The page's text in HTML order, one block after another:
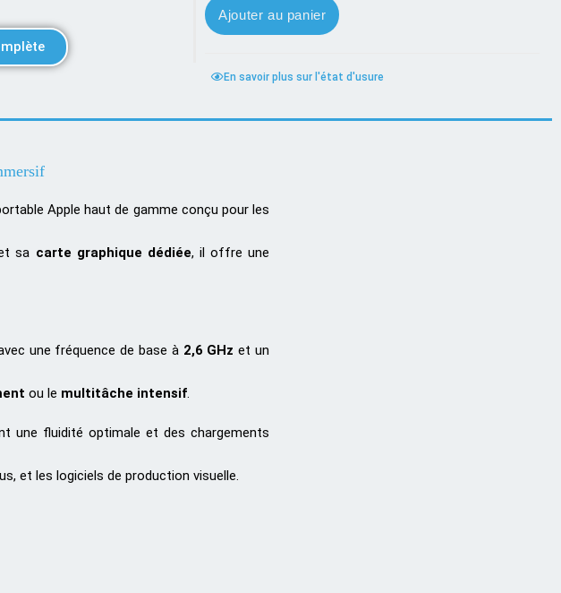
Ajouter au panier
En savoir plus sur l'état d'usure
Apple haut de gamme conçu pour les
sa carte graphique dédiée, il offre une
une fréquence de base à 2,6 GHz et un
ou le multitâche intensif.
une fluidité optimale et des chargements
et les logiciels de production visuelle.